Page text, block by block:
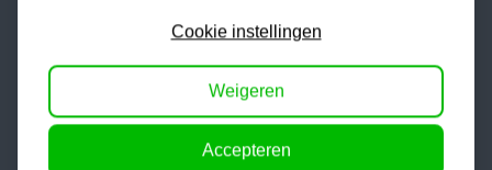
Offerte aanvragen
Reparatie en garantie
Cookie instellingen
Weigeren
Accepteren